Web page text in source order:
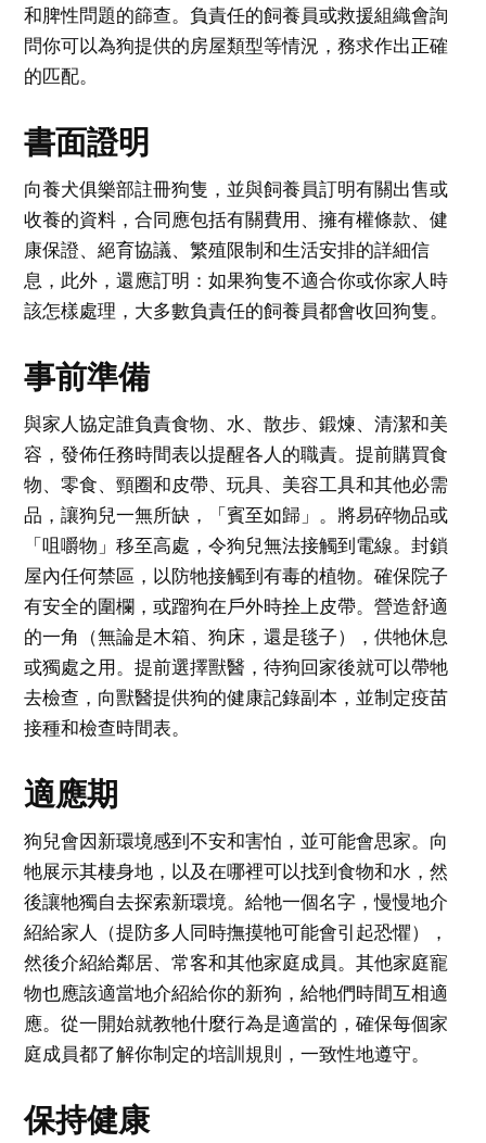
和脾性問題的篩查。負責任的飼養員或救援組織會詢
問你可以為狗提供的房屋類型等情況，務求作出正確
的匹配。
書面證明
向養犬俱樂部註冊狗隻，並與飼養員訂明有關出售或
收養的資料，合同應包括有關費用、擁有權條款、健
康保證、絕育協議、繁殖限制和生活安排的詳細信
息，此外，還應訂明：如果狗隻不適合你或你家人時
該怎樣處理，大多數負責任的飼養員都會收回狗隻。
事前準備
與家人協定誰負責食物、水、散步、鍛煉、清潔和美
容，發佈任務時間表以提醒各人的職責。提前購買食
物、零食、頸圈和皮帶、玩具、美容工具和其他必需
品，讓狗兒一無所缺，「賓至如歸」。將易碎物品或
「咀嚼物」移至高處，令狗兒無法接觸到電線。封鎖
屋內任何禁區，以防牠接觸到有毒的植物。確保院子
有安全的圍欄，或蹓狗在戶外時拴上皮帶。營造舒適
的一角（無論是木箱、狗床，還是毯子），供牠休息
或獨處之用。提前選擇獸醫，待狗回家後就可以帶牠
去檢查，向獸醫提供狗的健康記錄副本，並制定疫苗
接種和檢查時間表。
適應期
狗兒會因新環境感到不安和害怕，並可能會思家。向
牠展示其棲身地，以及在哪裡可以找到食物和水，然
後讓牠獨自去探索新環境。給牠一個名字，慢慢地介
紹給家人（提防多人同時撫摸牠可能會引起恐懼），
然後介紹給鄰居、常客和其他家庭成員。其他家庭寵
物也應該適當地介紹給你的新狗，給牠們時間互相適
應。從一開始就教牠什麼行為是適當的，確保每個家
庭成員都了解你制定的培訓規則，一致性地遵守。
保持健康